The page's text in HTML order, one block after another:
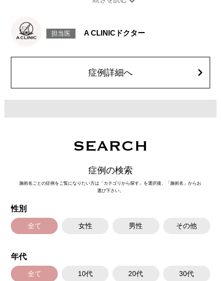
で落ち着いていきますが、個人差があります。また、稀に細菌感染症、左
右差、重瞼ラインの消失・乱れ、縫合糸の露出、結膜腫脹などが生じるこ
アドバンス 2箇所217,800円(税込)～6箇所349,800円(税込)
アペックス シングル437,800円(税込)～ダブル657,800円(税込)
シークレットアイズシングル712,800円(税込)〜ダブル877,800円(税込)
担当医 A CLINICドクター
症例詳細へ
SEARCH
症例の検索
施術名ごとの症例をご覧になりたい方は「カテゴリから探す」を選択後、「施術名」からお
選び下さい。
性別
全て 女性 男性 その他
年代
全て 10代 20代 30代